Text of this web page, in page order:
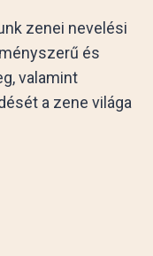
zenei nevelési
és
valamint
a zene világa